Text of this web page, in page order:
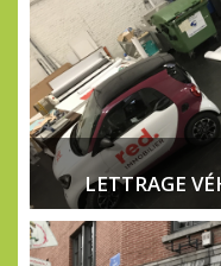
LETTRAGE